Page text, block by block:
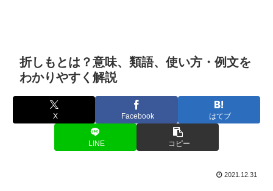
折しもとは？意味、類語、使い方・例文を
わかりやすく解説
X Facebook はてブ
LINE コピー
2021.12.31